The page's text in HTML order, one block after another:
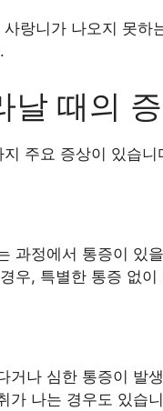
랑니가 나오지 못
날 때의
주요 증상이 있습
과정에서 통증이 있
우, 특별한 통증 없
거나 심한 통증이 발
가 나는 경우도 있습